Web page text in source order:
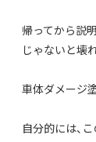
帰ってから説
じゃないと壊
車体ダメージ
自分的には、